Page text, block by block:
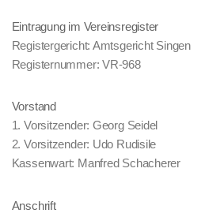
Eintragung im Vereinsregister
Registergericht: Amtsgericht Singen
Registernummer: VR-968
Vorstand
1. Vorsitzender: Georg Seidel
2. Vorsitzender: Udo Rudisile
Kassenwart: Manfred Schacherer
Anschrift